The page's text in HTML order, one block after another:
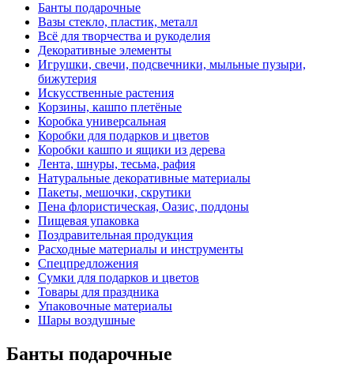
Банты подарочные
Вазы стекло, пластик, металл
Всё для творчества и рукоделия
Декоративные элементы
Игрушки, свечи, подсвечники, мыльные пузыри,
бижутерия
Искусственные растения
Корзины, кашпо плетёные
Коробка универсальная
Коробки для подарков и цветов
Коробки кашпо и ящики из дерева
Лента, шнуры, тесьма, рафия
Натуральные декоративные материалы
Пакеты, мешочки, скрутики
Пена флористическая, Оазис, поддоны
Пищевая упаковка
Поздравительная продукция
Расходные материалы и инструменты
Спецпредложения
Сумки для подарков и цветов
Товары для праздника
Упаковочные материалы
Шары воздушные
Банты подарочные